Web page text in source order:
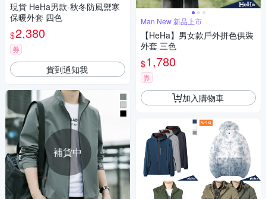
現貨 HeHa男款-秋冬防風禦寒
保暖外套 四色
$2,380
券
貨到通知我
補貨中
Man New 新品上市
【HeHa】男女款戶外拼色供裝
外套 三色
$1,780
券
加入購物車